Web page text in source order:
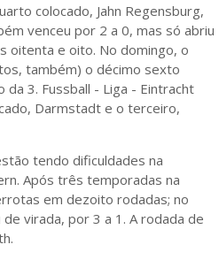
colocado, Jahn Regensburg,
venceu por 2 a 0, mas só abriu
oitenta e oito. No domingo, o
também) o décimo sexto
3. Fussball - Liga - Eintracht
Darmstadt e o terceiro,
tendo dificuldades na
Após três temporadas na
em dezoito rodadas; no
virada, por 3 a 1. A rodada de